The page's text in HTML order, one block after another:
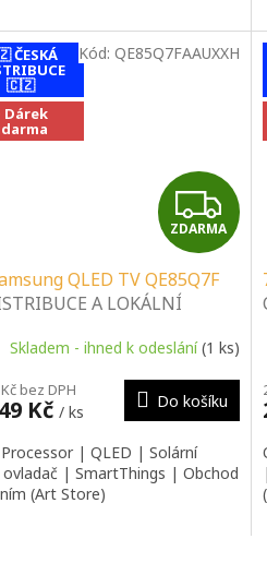
ČESKÁ
🇨🇿
Dárek
Z
D
R
M
A
ZDARMA
QLED TV QE85Q7F
A LOKÁLNÍ
| PORADENSTVÍ |
& MONTÁŽNÍ
Skladem - ihned k odeslání(1 ks)
bez DPH
Kč / ks
Do košíku
| QLED | Solární
| SmartThings | Obchod
(Art Store)
Kód: QE85Q7FAAUXXH